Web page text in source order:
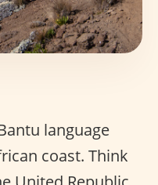
language
coast. Think